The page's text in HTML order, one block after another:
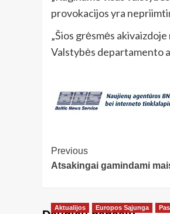
provokacijos yra
„Šios grėsmės
Valstybės departamento
Post
Navigation
Previous
Atsakingai gamindami
Aktualijos Europos Sąjunga